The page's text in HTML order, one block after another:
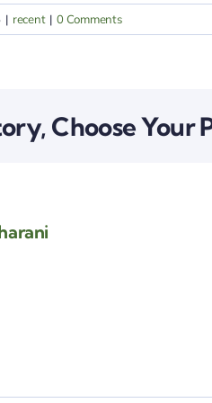
| recent | 0 Comments
Choose Your